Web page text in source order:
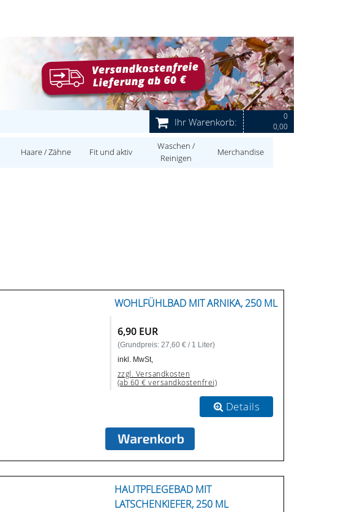
Ihr Warenkorb:
0
0,00
Haare / Zähne Fit und aktiv
Waschen /
Reinigen
Merchandise
WOHLFÜHLBAD MIT ARNIKA, 250 ML
6,90 EUR
(Grundpreis: 27,60 € / 1 Liter)
inkl. MwSt,
zzgl. Versandkosten
(ab 60 € versandkostenfrei)
Details
HAUTPFLEGEBAD MIT
LATSCHENKIEFER, 250 ML